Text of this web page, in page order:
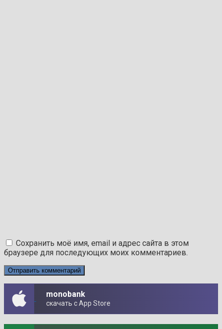
Сохранить моё имя, email и адрес сайта в этом
браузере для последующих моих комментариев.
monobank
скачать с App Store